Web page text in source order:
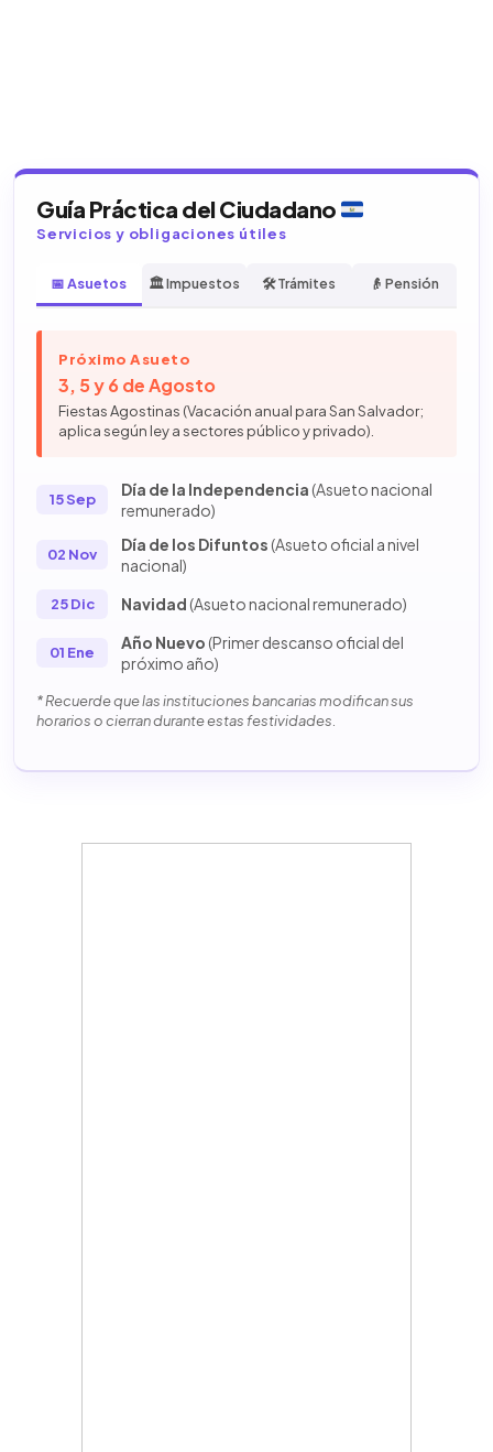
Guía Práctica del Ciudadano
Servicios y obligaciones útiles
📅 Asuetos 🏛️ Impuestos 🛠️ Trámites 👴 Pensión
Próximo Asueto
3, 5 y 6 de Agosto
Fiestas Agostinas (Vacación anual para San Salvador;
aplica según ley a sectores público y privado).
15 Sep
Día de la Independencia(Asueto nacional
remunerado)
02 Nov
Día de los Difuntos(Asueto oficial a nivel
nacional)
25 Dic Navidad(Asueto nacional remunerado)
01 Ene
Año Nuevo(Primer descanso oficial del
próximo año)
* Recuerde que las instituciones bancarias modifican sus
horarios o cierran durante estas festividades.